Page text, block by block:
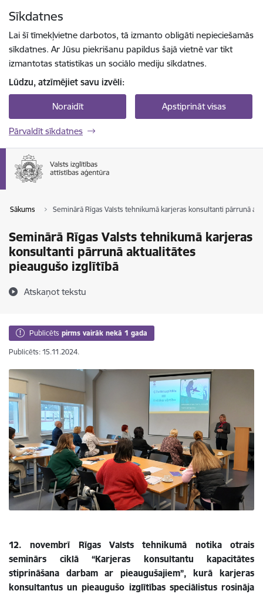
Sīkdatnes
Lai šī tīmekļvietne darbotos, tā izmanto obligāti nepieciešamās
sīkdatnes. Ar Jūsu piekrišanu papildus šajā vietnē var tikt
izmantotas statistikas un sociālo mediju sīkdatnes.
Lūdzu, atzīmējiet savu izvēli:
Noraidīt Apstiprināt visas
Pārvaldīt sīkdatnes
Sākums Seminārā Rīgas Valsts tehnikumā karjeras konsultanti pārrunā
Seminārā Rīgas Valsts tehnikumā karjeras
konsultanti pārrunā aktualitātes
pieaugušo izglītībā
Atskaņot tekstu
Publicēts pirms vairāk nekā 1 gada
Publicēts: 15.11.2024.
12. novembrī Rīgas Valsts tehnikumā notika otrais
seminārs ciklā “Karjeras konsultantu kapacitātes
stiprināšana darbam ar pieaugušajiem”, kurā karjeras
konsultantus un pieaugušo izglītības speciālistus rosināja